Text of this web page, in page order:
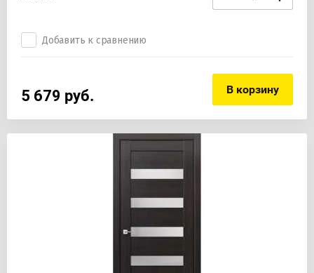
Добавить к сравнению
5 679 руб. В корзину